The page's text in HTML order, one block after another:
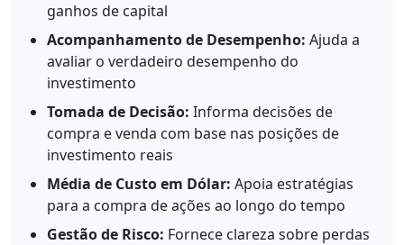
ganhos de capital
Acompanhamento de Desempenho: Ajuda a
avaliar o verdadeiro desempenho do
investimento
Tomada de Decisão: Informa decisões de
compra e venda com base nas posições de
investimento reais
Média de Custo em Dólar: Apoia estratégias
para a compra de ações ao longo do tempo
Gestão de Risco: Fornece clareza sobre perdas